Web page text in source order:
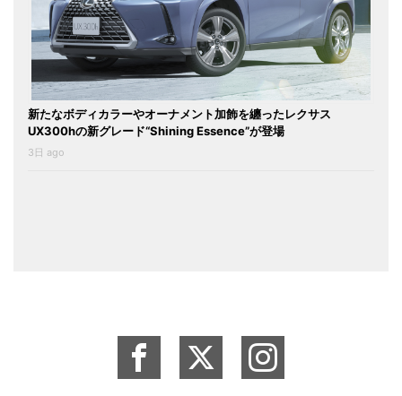
新たなボディカラーやオーナメント加飾を纏ったレクサス
UX300hの新グレード“Shining Essence”が登場
3日 ago